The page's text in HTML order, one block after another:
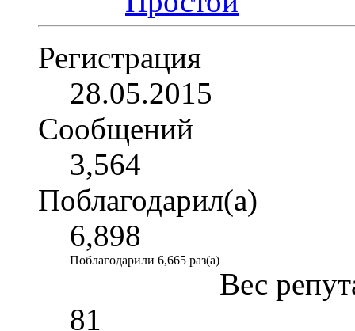
Регистрация
28.05.2015
Сообщений
3,564
Поблагодарил(а)
6,898
Поблагодарили 6,665 раз(а)
Вес
81